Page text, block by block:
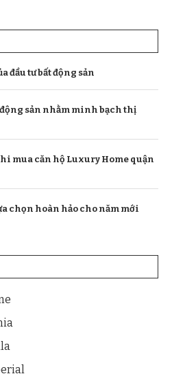
đầu tư bất động sản
động sản nhằm minh bạch thị
mua căn hộ Luxury Home quận
chọn hoàn hảo cho năm mới